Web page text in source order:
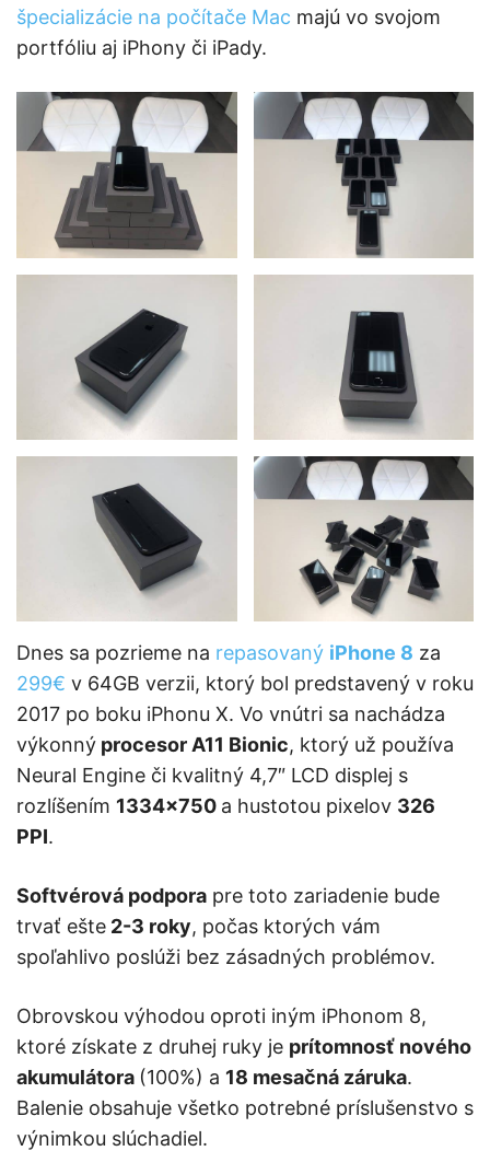
špecializácie na počítače Mac majú vo svojom
portfóliu aj iPhony či iPady.
Dnes sa pozrieme na repasovaný iPhone 8 za
299€ v 64GB verzii, ktorý bol predstavený v roku
2017 po boku iPhonu X. Vo vnútri sa nachádza
výkonný procesor A11 Bionic, ktorý už používa
Neural Engine či kvalitný 4,7″ LCD displej s
rozlíšením 1334×750 a hustotou pixelov 326
PPI.
Softvérová podpora pre toto zariadenie bude
trvať ešte 2-3 roky, počas ktorých vám
spoľahlivo poslúži bez zásadných problémov.
Obrovskou výhodou oproti iným iPhonom 8,
ktoré získate z druhej ruky je prítomnosť nového
akumulátora (100%) a 18 mesačná záruka.
Balenie obsahuje všetko potrebné príslušenstvo s
výnimkou slúchadiel.